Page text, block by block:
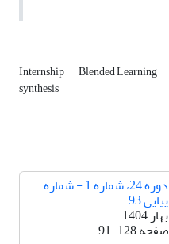
Internship Blended Learning
synthesis
دوره 24، شماره 1 - شماره
پیاپی 93
بهار 1404
صفحه91-128